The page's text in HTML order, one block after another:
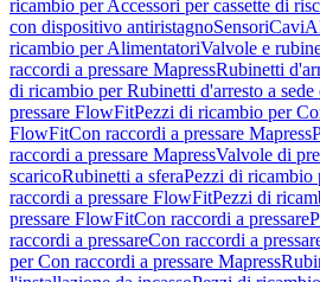
ricambio per Accessori per cassette di
con dispositivo antiristagnoSensoriCavi
ricambio per AlimentatoriValvole e
raccordi a pressare MapressRubinetti
di ricambio per Rubinetti d'arresto a sede
pressare FlowFitPezzi di ricambio per
FlowFitCon raccordi a pressare Mapress
raccordi a pressare MapressValvole di
scaricoRubinetti a sferaPezzi di ricambio
raccordi a pressare FlowFitPezzi di
pressare FlowFitCon raccordi a pressare
raccordi a pressareCon raccordi a
per Con raccordi a pressare Mapress